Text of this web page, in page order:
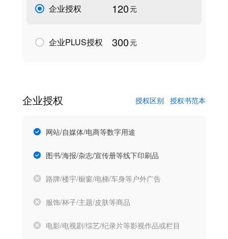
企业授权 120 元
企业PLUS授权 300元
企业授权 授权区别 授权书范本
网站/自媒体/电商等数字用途
图书/海报/杂志/宣传册等线下印刷品
路牌/楼宇/橱窗/电梯/车身等户外广告
服饰/杯子/主题/皮肤等商品
电影/电视剧/综艺/纪录片等影视作品或栏目